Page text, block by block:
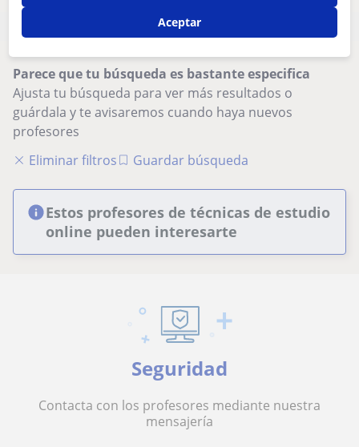
Parece que tu búsqueda es bastante especifica
Ajusta tu búsqueda para ver más resultados o
guárdala y te avisaremos cuando haya nuevos
profesores
Eliminar filtros
Guardar búsqueda
Estos profesores de técnicas de estudio
online pueden interesarte
Seguridad
Contacta con los profesores mediante nuestra
mensajería
Aceptar